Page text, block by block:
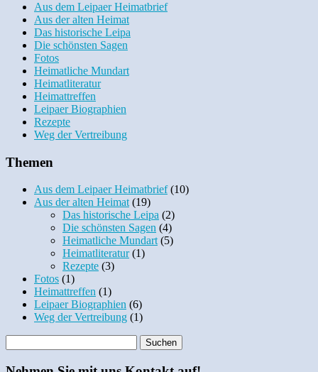
Aus dem Leipaer Heimatbrief
Aus der alten Heimat
Das historische Leipa
Die schönsten Sagen
Fotos
Heimatliche Mundart
Heimatliteratur
Heimattreffen
Leipaer Biographien
Rezepte
Weg der Vertreibung
Themen
Aus dem Leipaer Heimatbrief(10)
Aus der alten Heimat(19)
Das historische Leipa (2)
Die schönsten Sagen (4)
Heimatliche Mundart(5)
Heimatliteratur(1)
Rezepte (3)
Fotos (1)
Heimattreffen (1)
Leipaer Biographien (6)
Weg der Vertreibung (1)